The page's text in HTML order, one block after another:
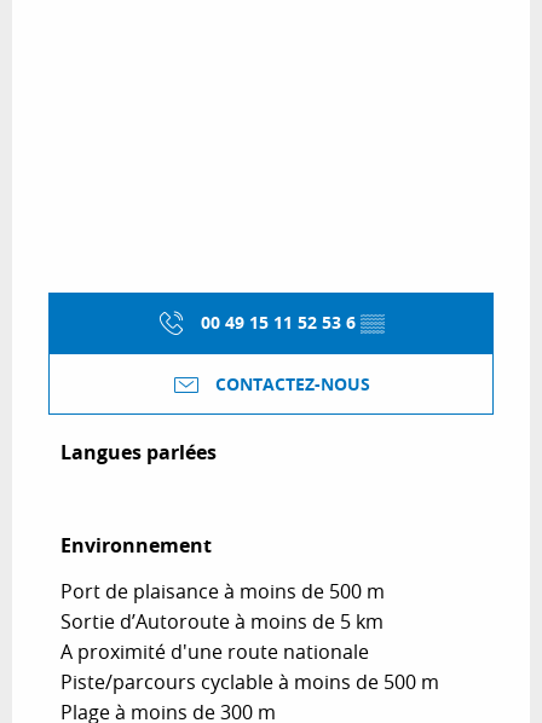
00 49 15 11 52 53 6 ▒▒
CONTACTEZ-NOUS
Langues parlées
Langues parlées
Environnement
Environnement
Port de plaisance à moins de 500 m
Sortie d’Autoroute à moins de 5 km
A proximité d'une route nationale
Piste/parcours cyclable à moins de 500 m
Plage à moins de 300 m